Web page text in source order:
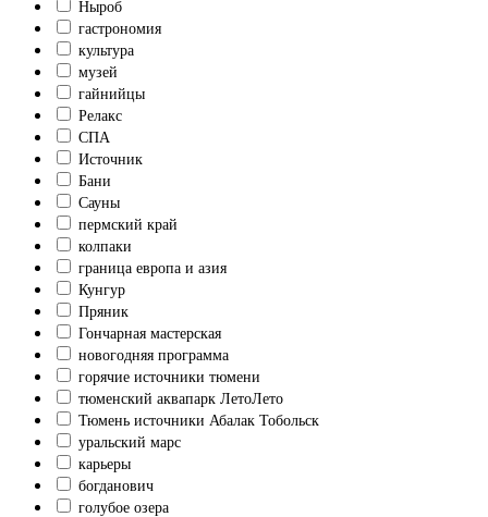
Ныроб
гастрономия
культура
музей
гайнийцы
Релакс
СПА
Источник
Бани
Сауны
пермский край
колпаки
граница европа и азия
Кунгур
Пряник
Гончарная мастерская
новогодняя программа
горячие источники тюмени
тюменский аквапарк ЛетоЛето
Тюмень источники Абалак Тобольск
уральский марс
карьеры
богданович
голубое озера